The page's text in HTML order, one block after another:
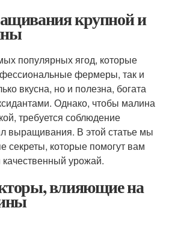
крупной и
популярных ягод, которые
фермеры, так и
вкусна, но и полезна, богата
Однако, чтобы малина
требуется соблюдение
выращивания. В этой статье мы
секреты, которые помогут вам
урожай.
влияющие на